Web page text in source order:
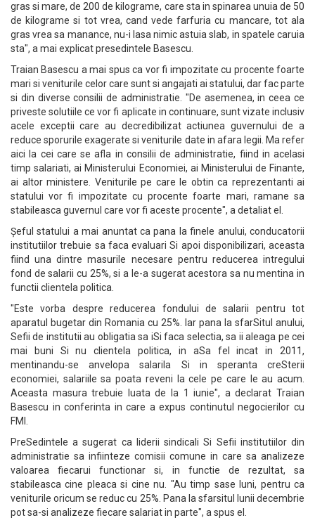
gras si mare, de 200 de kilograme, care sta in spinarea unuia de 50
de kilograme si tot vrea, cand vede farfuria cu mancare, tot ala
gras vrea sa manance, nu-i lasa nimic astuia slab, in spatele caruia
sta", a mai explicat presedintele Basescu.
Traian Basescu a mai spus ca vor fi impozitate cu procente foarte
mari si veniturile celor care sunt si angajati ai statului, dar fac parte
si din diverse consilii de administratie. "De asemenea, in ceea ce
priveste solutiile ce vor fi aplicate in continuare, sunt vizate inclusiv
acele exceptii care au decredibilizat actiunea guvernului de a
reduce sporurile exagerate si veniturile date in afara legii. Ma refer
aici la cei care se afla in consilii de administratie, fiind in acelasi
timp salariati, ai Ministerului Economiei, ai Ministerului de Finante,
ai altor ministere. Veniturile pe care le obtin ca reprezentanti ai
statului vor fi impozitate cu procente foarte mari, ramane sa
stabileasca guvernul care vor fi aceste procente", a detaliat el.
Șeful statului a mai anuntat ca pana la finele anului, conducatorii
institutiilor trebuie sa faca evaluari Si apoi disponibilizari, aceasta
fiind una dintre masurile necesare pentru reducerea intregului
fond de salarii cu 25%, si a le-a sugerat acestora sa nu mentina in
functii clientela politica.
"Este vorba despre reducerea fondului de salarii pentru tot
aparatul bugetar din Romania cu 25%. Iar pana la sfarSitul anului,
Sefii de institutii au obligatia sa iSi faca selectia, sa ii aleaga pe cei
mai buni Si nu clientela politica, in aSa fel incat in 2011,
mentinandu-se anvelopa salarila Si in speranta creSterii
economiei, salariile sa poata reveni la cele pe care le au acum.
Aceasta masura trebuie luata de la 1 iunie", a declarat Traian
Basescu in conferinta in care a expus continutul negocierilor cu
FMI.
PreSedintele a sugerat ca liderii sindicali Si Sefii institutiilor din
administratie sa infiinteze comisii comune in care sa analizeze
valoarea fiecarui functionar si, in functie de rezultat, sa
stabileasca cine pleaca si cine nu. "Au timp sase luni, pentru ca
veniturile oricum se reduc cu 25%. Pana la sfarsitul lunii decembrie
pot sa-si analizeze fiecare salariat in parte", a spus el.